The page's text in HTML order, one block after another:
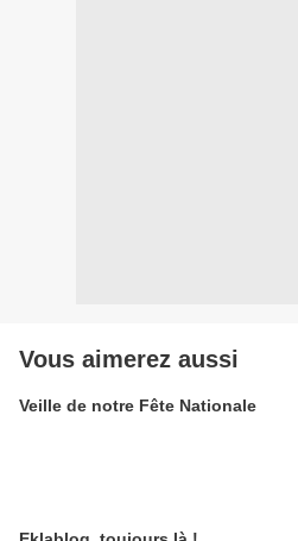
Vous aimerez aussi
Veille de notre Fête Nationale